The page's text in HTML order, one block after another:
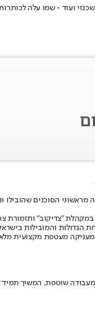
גם ב-2009, במסגרת פרשת
מראשוני הסוכנים שהובילו
מעטפת מקצועית מלאה
מעבודה שוטפת, המשיך